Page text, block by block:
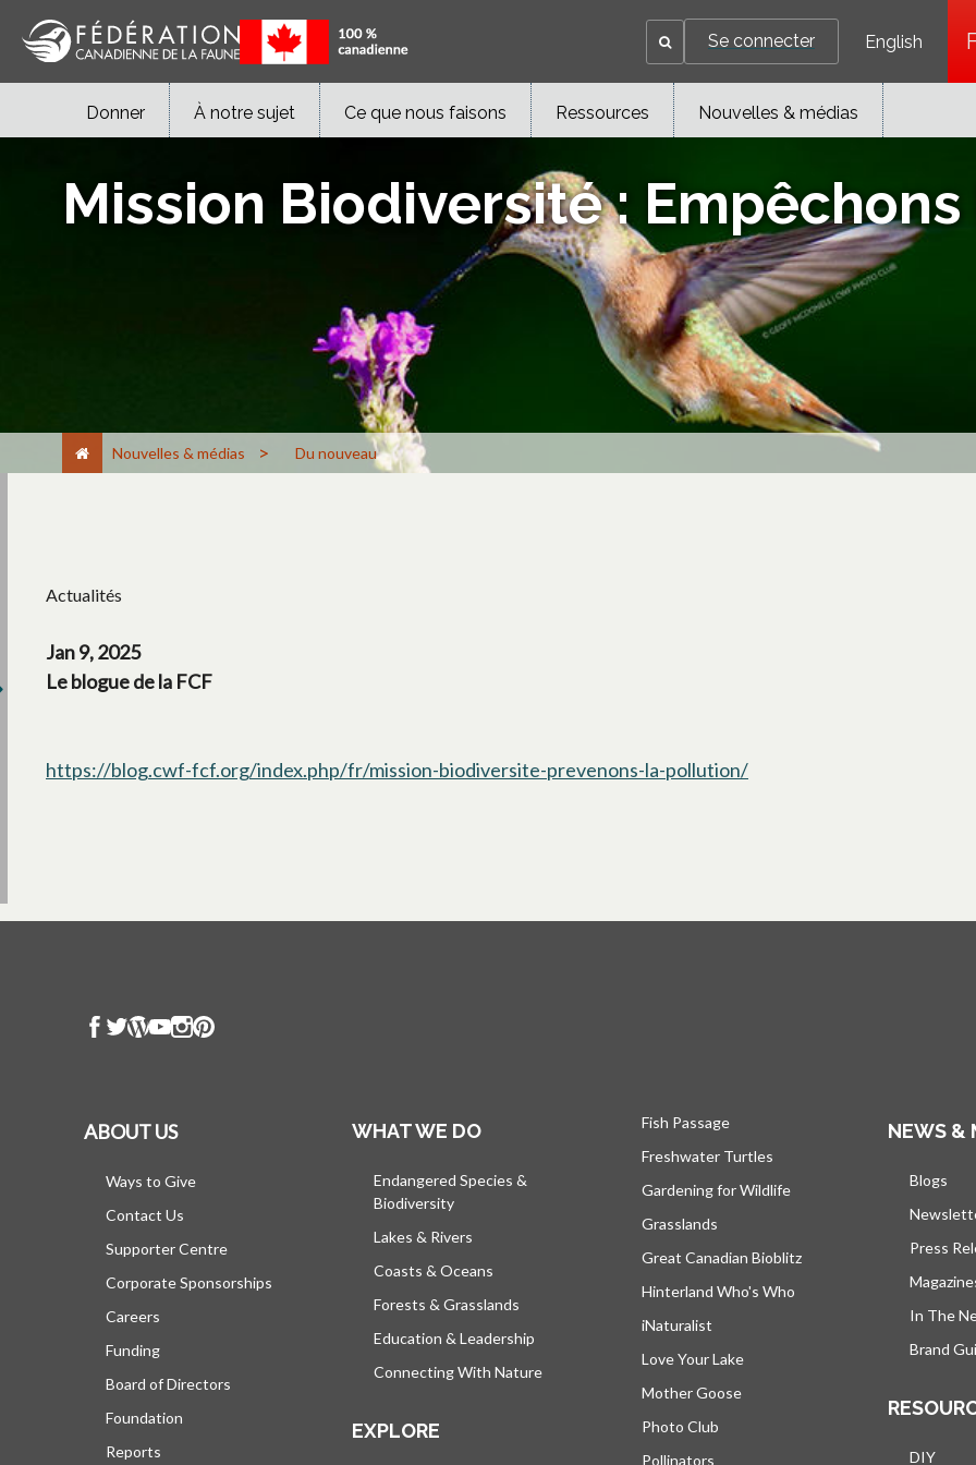
Se connecter English
Donner À notre sujet Ce que nous faisons Ressources Nouvelles & médias
Mission Biodiversité :
Nouvelles & médias > Du nouveau
Actualités
Jan 9, 2025
Le blogue de la FCF
https://blog.cwf-fcf.org/index.php/fr/mission-biodiversite-prevenons-la-pollution/
ABOUT US
Ways to Give
Contact Us
Supporter Centre
Corporate Sponsorships
Careers
Funding
Board of Directors
Foundation
Reports
WHAT WE DO
Endangered Species &
Biodiversity
Lakes & Rivers
Coasts & Oceans
Forests & Grasslands
Education & Leadership
Connecting With Nature
EXPLORE
Fish Passage
Freshwater Turtles
Gardening for Wildlife
Grasslands
Great Canadian Bioblitz
Hinterland Who's Who
iNaturalist
Love Your Lake
Mother Goose
Photo Club
Pollinators
NEWS &
Blogs
Press
In The
Brand
DIY